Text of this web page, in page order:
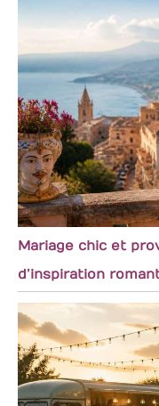
Mariage chic et
d’inspiration